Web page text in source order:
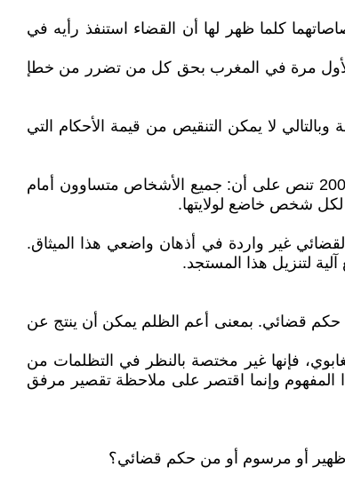
كلما ظهر لها أن القضاء استنفذ رأيه في
هاتين المؤسستين فما قيمة الفصل 122 من الدستور الذي يعترف لأول مرة في المغرب بحق كل من تضرر من خطإ
لا يمكن التنقيص من قيمة الأحكام التي
المادة 12 من الميثاق العربي لحقوق الإنسان المعتمد من قبل القمة العربية السادسة عشرة التي استضافتها تونس بتاريخ 23 مايو 2004 تنص على أن: جميع الأشخاص متساوون أمام
شخص خاضع لولايتها.
غير واردة في أذهان واضعي هذا الميثاق.
حكم قضائي. بمعنى أعم الظلم يمكن أن ينتج عن
فإنها غير مختصة بالنظر في التظلمات من
المفهوم وإنما اقتصر على ملاحظة تقصير مرفق
ظهير أو مرسوم أو من حكم قضائي؟